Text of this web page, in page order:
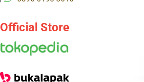
Official Store